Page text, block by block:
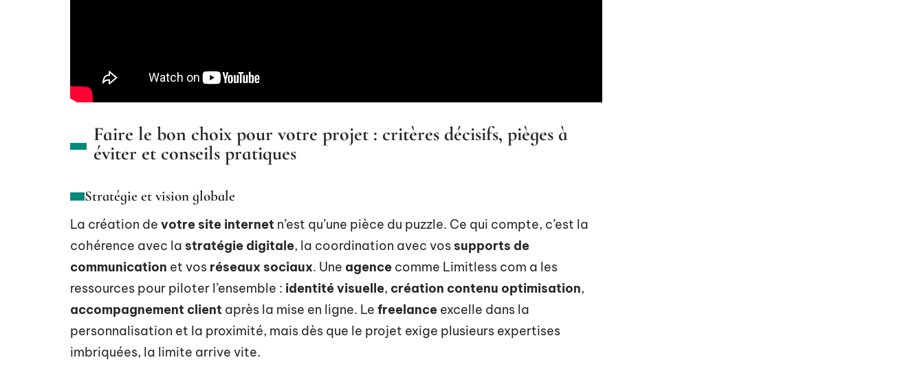
Faire le bon choix pour votre projet : critères décisifs, pièges à
éviter et conseils pratiques
Stratégie et vision globale
La création de votre site internet n’est qu’une pièce du puzzle. Ce qui compte, c’est la
cohérence avec la stratégie digitale, la coordination avec vos supports de
communication et vos réseaux sociaux. Une agence comme Limitless com a les
ressources pour piloter l’ensemble : identité visuelle, création contenu optimisation,
accompagnement client après la mise en ligne. Le freelance excelle dans la
personnalisation et la proximité, mais dès que le projet exige plusieurs expertises
imbriquées, la limite arrive vite.